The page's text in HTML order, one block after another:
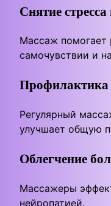
Снятие
Массаж помогает
самочувствии и
Профилактика
Регулярный
улучшает общую
Облегчение
Массажеры
нейропатией.